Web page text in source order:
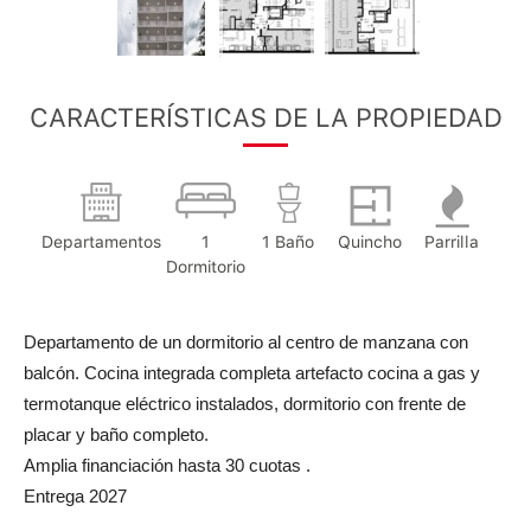
CARACTERÍSTICAS DE LA PROPIEDAD
Departamentos
1
Dormitorio
1 Baño Quincho Parrilla
Departamento de un dormitorio al centro de manzana con
balcón. Cocina integrada completa artefacto cocina a gas y
termotanque eléctrico instalados, dormitorio con frente de
placar y baño completo.
Amplia financiación hasta 30 cuotas .
Entrega 2027